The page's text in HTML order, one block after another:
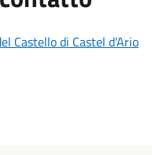
Castello di Castel d'Ario